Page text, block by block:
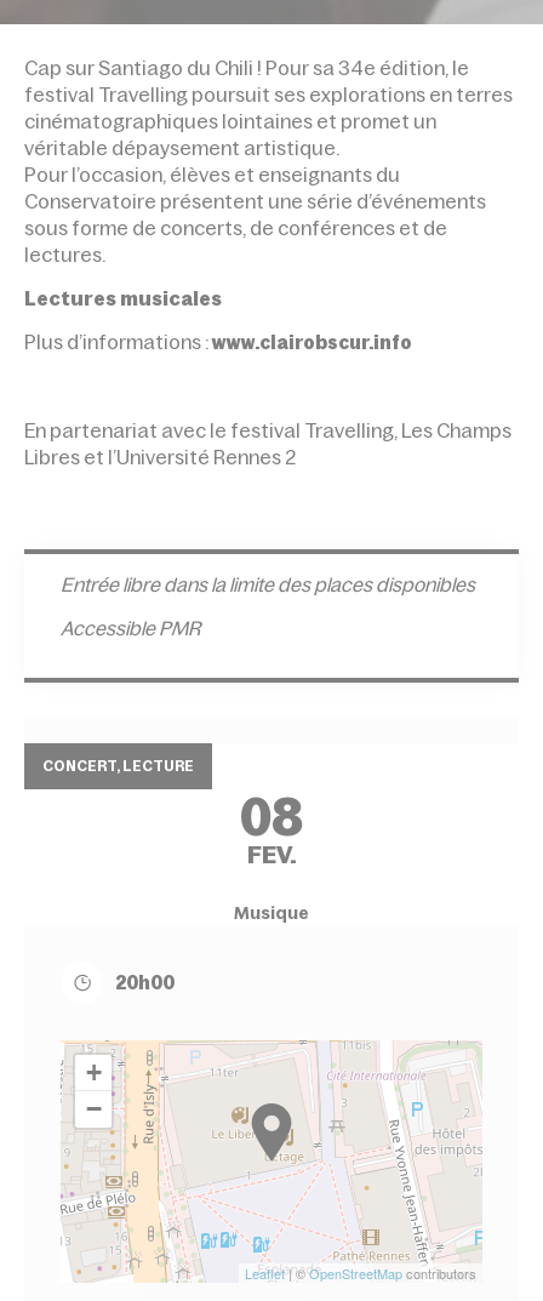
SANTIAGO – LECTURES MUSICALES
Cap sur Santiago du Chili ! Pour sa 34e édition, le
festival Travelling poursuit ses explorations en terres
cinématographiques lointaines et promet un
véritable dépaysement artistique.
Pour l’occasion, élèves et enseignants du
Conservatoire présentent une série d’événements
sous forme de concerts, de conférences et de
lectures.
Lectures musicales
Plus d’informations :www.clairobscur.info
En partenariat avec le festival Travelling, Les Champs
Libres et l’Université Rennes 2
Entrée libre dans la limite des places disponibles
Accessible PMR
CONCERT, LECTURE
08
FEV.
Musique
20h00
+
−
Leaflet| ©OpenStreetMapcontributors